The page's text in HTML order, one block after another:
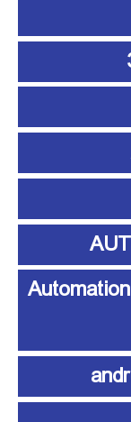
آموزش اتوماسیون صنعتی Automation